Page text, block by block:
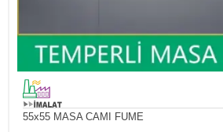
55x55 MASA CAMI FUME